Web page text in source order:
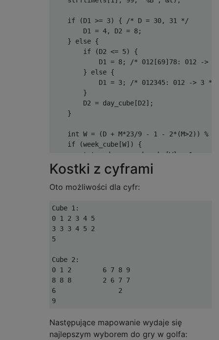
if (D1 >= 3) {
/* D = 30, 31 */
        D1
= 4, D2 = 8;
}
else {
if
(D2 <= 5)
{
            D1
= 8;
/* 012[69]78: 012 ->
}
else {
            D1
= 3;
/* 012345: 012 -> 3 */
}
        D2
= day_cube [D2];
}
int W = (D + M*23/9 - 1 - 2*(M>2)) %
if
(week_cube [W])
{
        t
tm_wday week_cube [W] 1
        strftime
(s[2 ], 99 ,
}
if (week_cube[ W]^1)
        strftime
}
    printf
Kostki z cyframi
Oto możliwości dla cyfr:
Cube 1:
0 1 2 3 4 5
3 3 3 4 5 2
5
Cube 2:
0 1 2        6 7 8 9
8 8 8        2 6 7 7
6                2
Następujące mapowanie wydaje się
najlepszym wyborem do gry w golfa: